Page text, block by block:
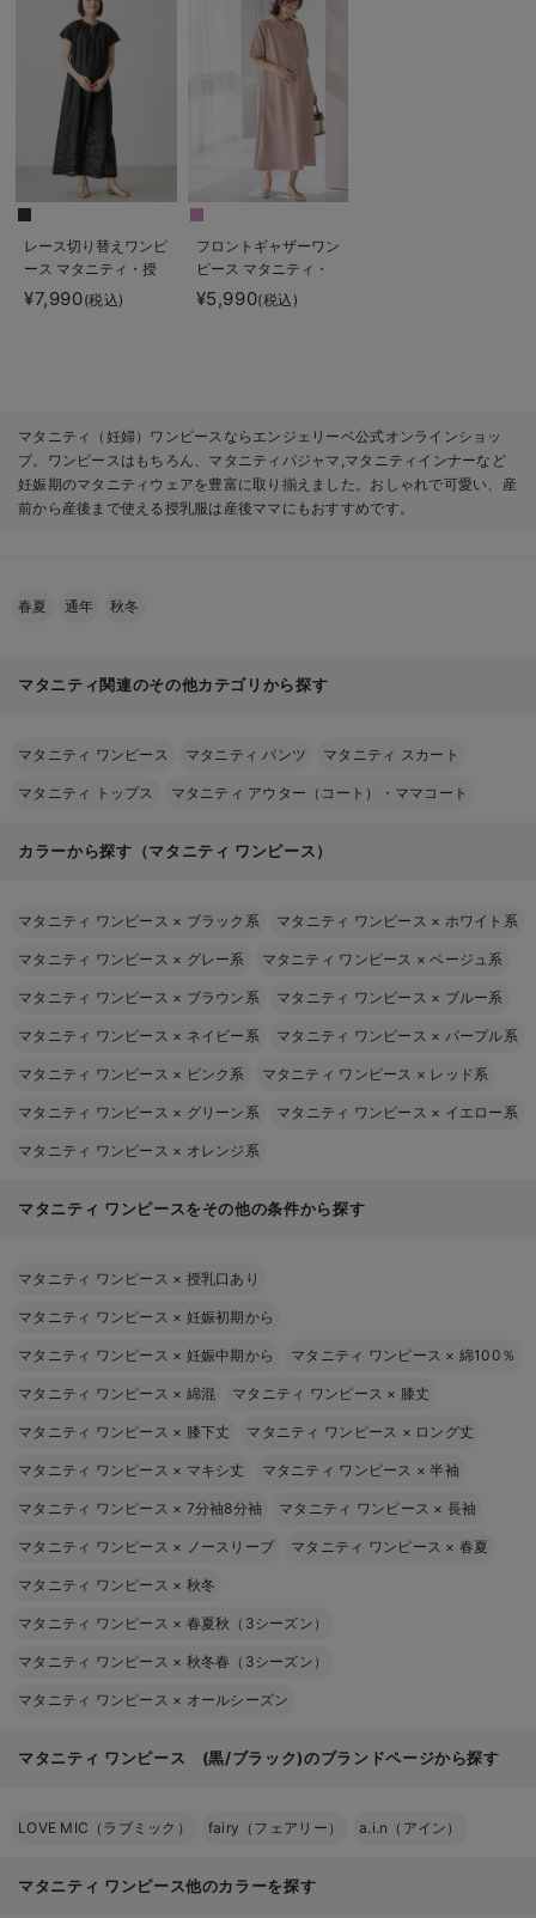
レース切り替えワンピ
ース マタニティ・授
乳服 【出産後も長く
使える】
¥7,990(税込)
フロントギャザーワン
ピース マタニティ・
授乳服 【出産後も長
く使える】
¥5,990(税込)
マタニティ（妊婦）ワンピースならエンジェリーベ公式オンラインショッ
プ。ワンピースはもちろん、マタニティパジャマ,マタニティインナーなど
妊娠期のマタニティウェアを豊富に取り揃えました。おしゃれで可愛い、産
前から産後まで使える授乳服は産後ママにもおすすめです。
春夏 通年 秋冬
マタニティ関連のその他カテゴリから探す
マタニティ ワンピース マタニティ パンツ マタニティ スカート
マタニティ トップス マタニティ アウター（コート）・ママコート
カラーから探す（マタニティ ワンピース）
マタニティ ワンピース × ブラック系 マタニティ ワンピース × ホワイト系
マタニティ ワンピース × グレー系 マタニティ ワンピース ×ベージュ系
マタニティ ワンピース × ブラウン系 マタニティ ワンピース × ブルー系
マタニティ ワンピース × ネイビー系 マタニティ ワンピース × パープル系
マタニティ ワンピース × ピンク系 マタニティ ワンピース × レッド系
マタニティ ワンピース × グリーン系 マタニティ ワンピース × イエロー系
マタニティ ワンピース × オレンジ系
マタニティ ワンピースをその他の条件から探す
マタニティ ワンピース × 授乳口あり
マタニティ ワンピース × 妊娠初期から
マタニティ ワンピース × 妊娠中期から マタニティ ワンピース × 綿100％
マタニティ ワンピース × 綿混 マタニティ ワンピース × 膝丈
マタニティ ワンピース × 膝下丈 マタニティ ワンピース × ロング丈
マタニティ ワンピース × マキシ丈 マタニティ ワンピース ×半袖
マタニティ ワンピース × 7分袖8分袖 マタニティ ワンピース × 長袖
マタニティ ワンピース × ノースリーブ マタニティ ワンピース × 春夏
マタニティ ワンピース × 秋冬
マタニティ ワンピース × 春夏秋（3シーズン）
マタニティ ワンピース × 秋冬春（3シーズン）
マタニティ ワンピース × オールシーズン
マタニティ ワンピース (黒/ブラック)のブランドページから探す
LOVE MIC（ラブミック） fairy（フェアリー） a.i.n（アイン）
マタニティ ワンピース他のカラーを探す